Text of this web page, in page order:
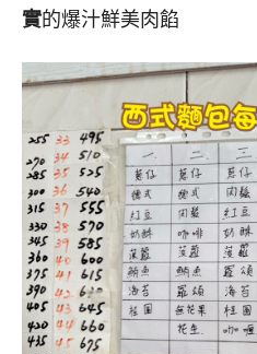
實的爆汁鮮美肉餡